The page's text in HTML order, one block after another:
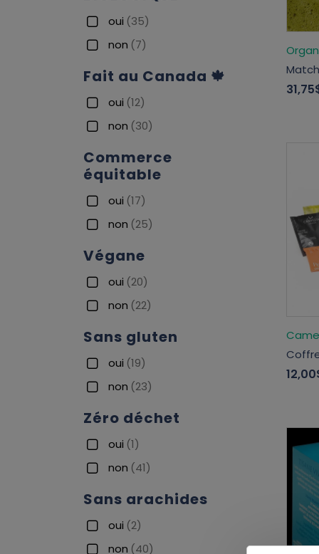
oui (35)
non (7)
Fait au Canada 🍁
oui (12)
non (30)
Commerce
équitable
oui (17)
non (25)
Végane
oui (20)
non (22)
Sans gluten
oui (19)
non (23)
Zéro déchet
oui (1)
non (41)
Sans arachides
oui (2)
non (40)